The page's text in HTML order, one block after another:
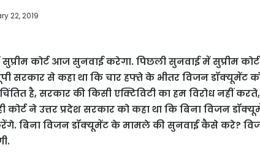
22, 2019
कोर्ट आज सुनवाई करेगा. पिछली सुनवाई में सुप्रीम कोर्ट
सरकार से कहा था कि चार हफ्ते के भीतर विजन डॉक्यूमेंट
है, सरकार की किसी एक्टिविटी का हम विरोध नहीं
कोर्ट ने उत्तर प्रदेश सरकार को कहा था कि बिना विजन
बिना विजन डॉक्यूमेंट के मामले की सुनवाई कैसे करे?